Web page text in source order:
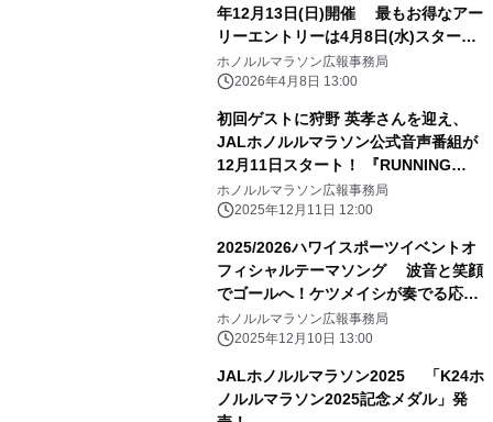
年12月13日(日)開催 最もお得なアー
リーエントリーは4月8日(水)スター
ト！
ホノルルマラソン広報事務局
2026年4月8日 13:00
初回ゲストに狩野 英孝さんを迎え、
JALホノルルマラソン公式音声番組が
12月11日スタート！ 『RUNNING
ALOHA ～人生を豊かに走る～』
ホノルルマラソン広報事務局
2025年12月11日 12:00
2025/2026ハワイスポーツイベントオ
フィシャルテーマソング 波音と笑顔
でゴールへ！ケツメイシが奏でる応援
歌 「LIVE LOVE LAUGH」誕生！
ホノルルマラソン広報事務局
2025年12月10日 13:00
JALホノルルマラソン2025 「K24ホ
ノルルマラソン2025記念メダル」発